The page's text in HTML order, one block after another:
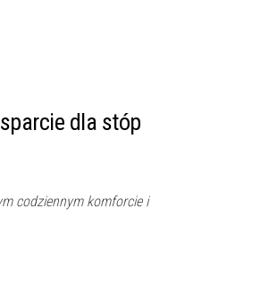
dla stóp
codziennym komforcie i